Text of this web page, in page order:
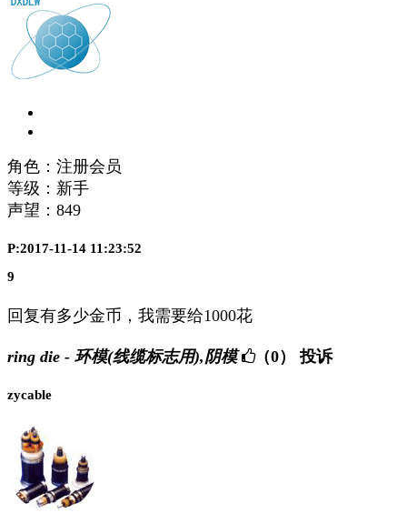
角色：注册会员
等级：新手
声望： 849
P:2017-11-14 11:23:52
9
回复有多少金币，我需要给1000花
ring die - 环模(线缆标志用),阴模 （0） 投诉
zycable